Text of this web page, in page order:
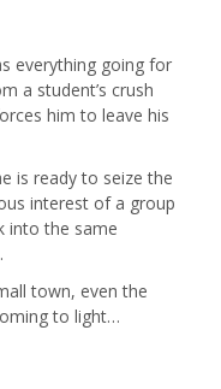
everything going for
a student’s crush
him to leave his
is ready to seize the
interest of a group
into the same
town, even the
to light…